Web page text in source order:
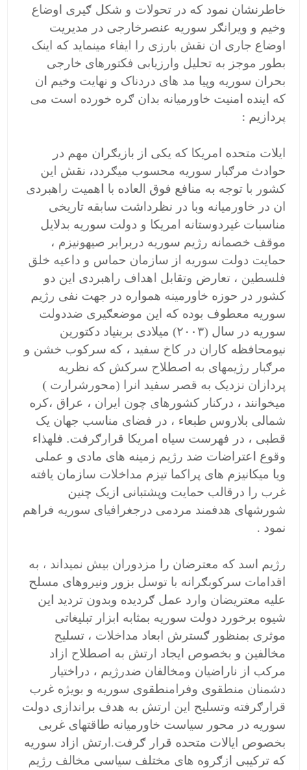
خاطرنشان نمود که در تحولات و شکل ګیری اوضاع
وخیم و ویرانګر سوریه عنصرخارجی در مدیریت
اوضاع جاری ان نقش بارزی را ایفاء مینماید که اینک
بطور موجز به تحلیل وارزیابی فکتورهای خارجی
بحران سوریه وپیا مد های دردناک و نهایت وخیم ان
که اینده امنیت خاورمیانه بدان ګره خورده است می
پردازیم :
ایلات متحده امریکا که یکی از بازیګران مهم در
حوادث مرګبار سوریه محسوب میګردد، نقش این
کشور با توجه به منافع فوق العاده با اهمیت راهبردی
ان در خاورمیانه وبا در نظرداشت سابقه تاریخی
مناسبات غیردوستانه امریکا و دولت سوریه بدلایل
موقف خصمانه رژیم سوریه دربرابر صیهونیزم ،
حمایت دولت سوریه از سازمان حماس و داعیه خلق
فلسطین ، تعارض وتقابل اهداف راهبردی این دو
کشور در حوزه خاورمینه همواره در جهت نفی رژیم
سوریه معطوف بوده که این موضعګیری ضددولت
سوریه در سال (۲۰۰۳) میلادی بربنیاد دکتورین
نیومحافظه کاران در کاخ سفید ، که سرکوب خشن و
مرګبار رژیمهای به اصطلاح سرکش که نظریه
پردازان نزدیک به قصر سفید انرا (محورشرارت )
میخوانند ، درکنار کشورهای چون ایران ، عراق ،کره
شمالی بلاروس طبعاء ، در فضای مناسب جهان یک
قطبی ، در فهرست سیاه امریکا قرارګرفت. فلهذاء
وقوع اعتراضات ضد رژیم زمینه های مادی و عملی
ویا میکانیزم های پراکما تیزم مداخلات سازمان یافته
غرب را درقالب حمایت وپشتبانی ازیک چنین
شورشهای هدفمند مردمی درجغرافیای سوریه فراهم
نمود .
رژیم اسد که معترضان را مزدوران بیش نمیداند ، به
اقدامات سرکوبګرانه با توسل بزور ونیروهای مسلح
علیه معتریضان وارد عمل ګردیده وبدون تردید این
شیوه برخورد دولت سوریه بمثابه ابزار تبلیغاتی
موثری بمنظور ګسترش ابعاد مداخلات ، تسلیح
مخالفین و بخصوص ایجاد ارتش به اصطلاح ازاد
مرکب از ناراضیان ومخالفان ضدرژیم ، دراختیار
دشمنان منطقوی وفرامنطقوی سوریه و بویژه غرب
قرارګرفته وتسلیح این ارتش به هدف براندازی دولت
سوریه در محور سیاست خاورمیانه طاقتهای غربی
بخصوص ایالات متحده قرار ګرفت.ارتش ازاد سوریه
که ترکیبی ازګروه های مختلف سیاسی مخالف رژیم